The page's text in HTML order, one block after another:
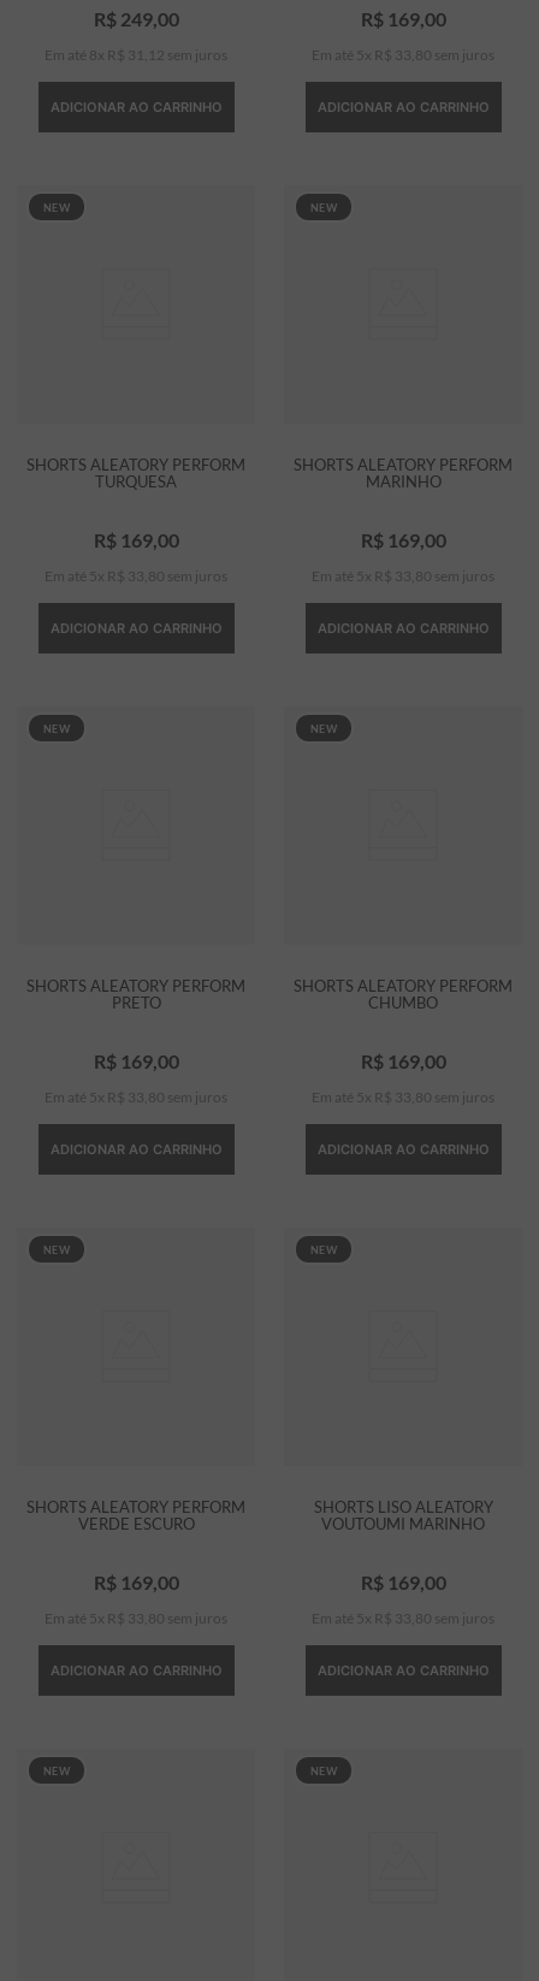
R$ 249, 00
Em até 8 x R$ 31 12 sem juros
ADICIONAR AO CARRINHO
R$ 169, 00
Em até 5 x R$ 33 80 sem juros
ADICIONAR AO CARRINHO
NEW
SHORTS ALEATORY PERFORM
TURQUESA
R$ 169, 00
Em até 5 x R$ 33 80 sem juros
ADICIONAR AO CARRINHO
NEW
SHORTS ALEATORY PERFORM
MARINHO
R$ 169, 00
Em até 5 x R$ 33 80 sem juros
ADICIONAR AO CARRINHO
NEW
SHORTS ALEATORY PERFORM
PRETO
R$ 169, 00
Em até 5 x R$ 33 80 sem juros
ADICIONAR AO CARRINHO
NEW
SHORTS ALEATORY PERFORM
CHUMBO
R$ 169, 00
Em até 5 x R$ 33 80 sem juros
ADICIONAR AO CARRINHO
NEW
SHORTS ALEATORY PERFORM
VERDE ESCURO
R$ 169, 00
Em até 5 x R$ 33 80 sem juros
ADICIONAR AO CARRINHO
NEW
SHORTS LISO ALEATORY
VOUTOUMI MARINHO
R$ 169, 00
Em até 5 x R$ 33 80 sem juros
ADICIONAR AO CARRINHO
NEW NEW